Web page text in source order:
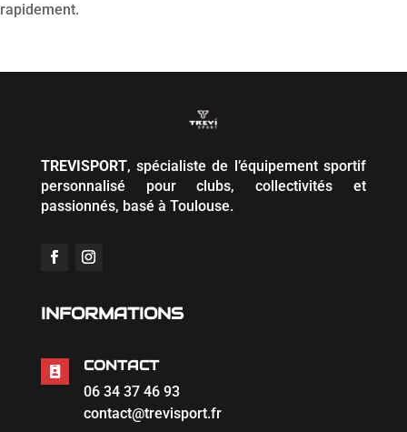
rapidement.
TREVISPORT, spécialiste de l’équipement sportif
personnalisé pour clubs, collectivités et
passionnés, basé à Toulouse.
INFORMATIONS

CONTACT
06 34 37 46 93
contact@trevisport.fr